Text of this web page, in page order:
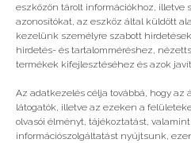
eszközön tárolt információkhoz, illetve
azonosítókat, az eszköz által küldött
kezelünk személyre szabott
hirdetés- és tartalomméréshez,
termékek kifejlesztéséhez és azok
Az adatkezelés célja továbbá, hogy
látogatók, illetve az ezeken a
olvasói élményt, tájékoztatást,
információszolgáltatást nyújtsunk,
Vélemény,
Az e-mail címet nem tesszük
mezőket*karakterrel jelöltük